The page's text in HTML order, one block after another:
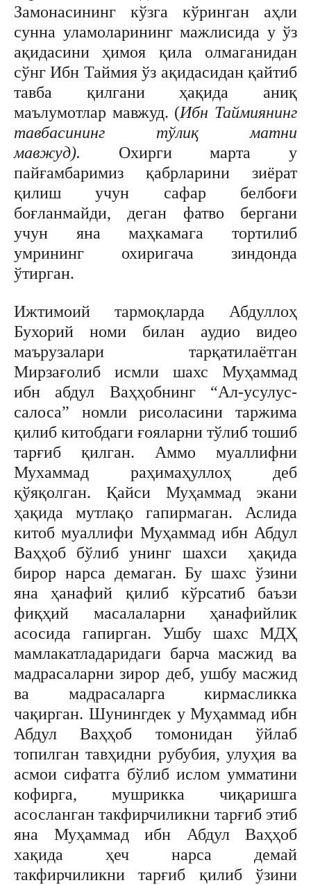
Замонасининг кўзга кўринган аҳли
сунна уламоларининг мажлисида у ўз
ақидасини ҳимоя қила олмаганидан
сўнг Ибн Таймия ўз ақидасидан қайтиб
тавба қилгани ҳақида аниқ
маълумотлар мавжуд. (Ибн Таймиянинг
тавбасининг тўлиқ матни
мавжуд). Охирги марта у
пайғамбаримиз қабрларини зиёрат
қилиш учун сафар белбоғи
боғланмайди, деган фатво бергани
учун яна маҳкамага тортилиб
умрининг охиригача зиндонда
ўтирган.
Ижтимоий тармоқларда Абдуллоҳ
Бухорий номи билан аудио видео
маърузалари тарқатилаётган
Мирзағолиб исмли шахс Муҳаммад
ибн абдул Ваҳҳобнинг “Ал-усулус-
салоса” номли рисоласини таржима
қилиб китобдаги ғояларни тўлиб тошиб
тарғиб қилган. Аммо муаллифни
Мухаммад раҳимаҳуллоҳ деб
қўяқолган. Қайси Муҳаммад экани
ҳақида мутлақо гапирмаган. Аслида
китоб муаллифи Муҳаммад ибн Абдул
Ваҳҳоб бўлиб унинг шахси ҳақида
бирор нарса демаган. Бу шахс ўзини
яна ҳанафий қилиб кўрсатиб баъзи
фиқҳий масалаларни ҳанафийлик
асосида гапирган. Ушбу шахс МДҲ
мамлакатладаридаги барча масжид ва
мадрасаларни зирор деб, ушбу масжид
ва мадрасаларга кирмасликка
чақирган. Шунингдек у Муҳаммад ибн
Абдул Ваҳҳоб томонидан ўйлаб
топилган тавҳидни рубубия, улуҳия ва
асмои сифатга бўлиб ислом умматини
кофирга, мушрикка чиқаришга
асосланган такфирчиликни тарғиб этиб
яна Муҳаммад ибн Абдул Ваҳҳоб
хақида ҳеч нарса демай
такфирчиликни тарғиб қилиб ўзини